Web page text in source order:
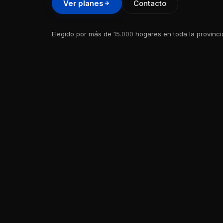
Ver planes Contacto
Elegido por más de 15.000 hogares en toda la